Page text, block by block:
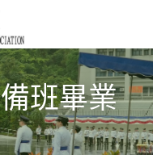
班畢業